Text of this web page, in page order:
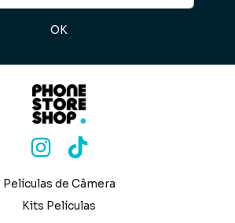
Películas de Câmera
Kits Películas